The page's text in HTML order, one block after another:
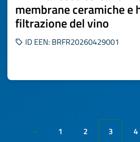
membrane ceramiche e
filtrazione del vino
ID EEN: BRFR20260429001
« 1 2 3 4